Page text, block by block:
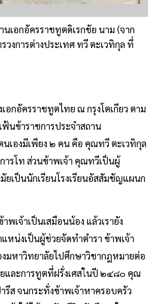
เอกอัครราชทูตดิเรกชัย นาม (จาก
งการต่างประเทศ ทวี ตะเวทิกุล ที่
กอัครราชทูตไทย ณ กรุงโตเกียว ตาม
นข้าราชการประจำสถาน
เองมีเพียง ๒ คน คือ คุณทวี ตะเวทิกุล
รโท ส่วนข้าพเจ้า คุณทวีเป็นผู้
ยเป็นนักเรียนโรงเรียนอัสสัมชัญแผนก
เจ้าเป็นเสมือนน้อง แล้วเรายัง
หน่งเป็นผู้ช่วยจัดทำตำรา ข้าพเจ้า
หาวิทยาลัยไปศึกษาวิชากฎหมายต่อ
และการทูตที่ฝรั่งเศสในปี ๒๔๘๐ คุณ
ส จนกระทั่งข้าพเจ้าหาครอบครัว